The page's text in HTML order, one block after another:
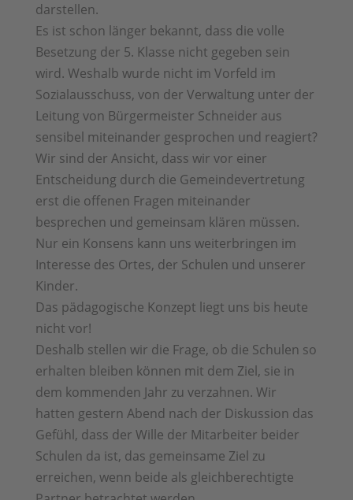
darstellen.
Es ist schon länger bekannt, dass die volle
Besetzung der 5. Klasse nicht gegeben sein
wird. Weshalb wurde nicht im Vorfeld im
Sozialausschuss, von der Verwaltung unter der
Leitung von Bürgermeister Schneider aus
sensibel miteinander gesprochen und reagiert?
Wir sind der Ansicht, dass wir vor einer
Entscheidung durch die Gemeindevertretung
erst die offenen Fragen miteinander
besprechen und gemeinsam klären müssen.
Nur ein Konsens kann uns weiterbringen im
Interesse des Ortes, der Schulen und unserer
Kinder.
Das pädagogische Konzept liegt uns bis heute
nicht vor!
Deshalb stellen wir die Frage, ob die Schulen so
erhalten bleiben können mit dem Ziel, sie in
dem kommenden Jahr zu verzahnen. Wir
hatten gestern Abend nach der Diskussion das
Gefühl, dass der Wille der Mitarbeiter beider
Schulen da ist, das gemeinsame Ziel zu
erreichen, wenn beide als gleichberechtigte